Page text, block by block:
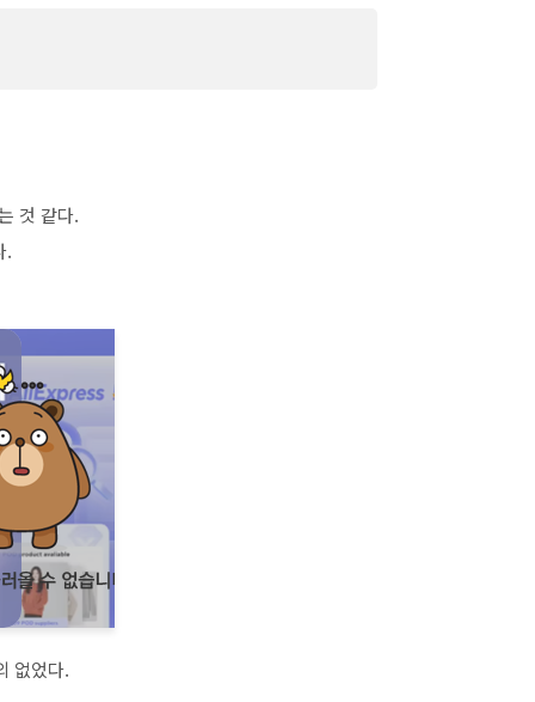
이 수술 통증, 회복기간, 비용, 재
것 같다.
.
없었다.